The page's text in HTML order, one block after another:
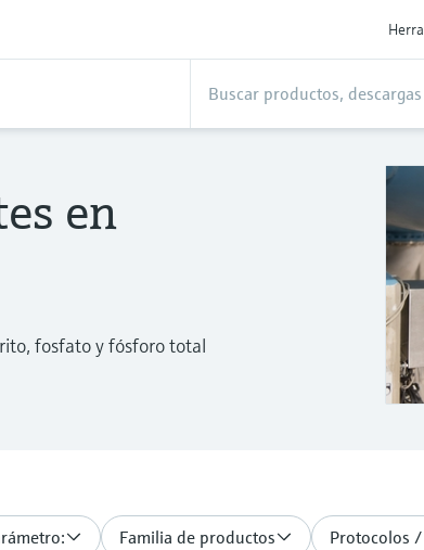
en
fosfato y fósforo total
Familia de productos Protocolos